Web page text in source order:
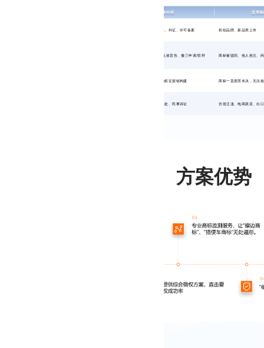
企业商标全
生命周期托
管——从申
一站式闭环
核心服务内容 适用场
注册申请、续展、变更、转让、补证、许可备案 初创品牌、新品类上市
驳回复审、异议申请/答辩、无效宣告、撤三申请/答辩 商标被驳回、他人抢注、
商标争议复审、行政诉讼、确权证据链构建 商标一直悬而未决，无法
侵权监测、平台投诉、行政查处、民事诉讼 仿冒泛滥、电商跟卖、出
方案优势